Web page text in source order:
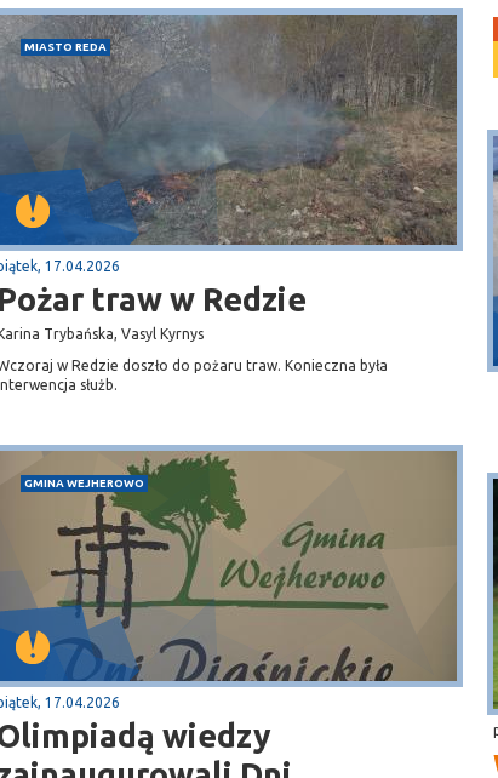
MIASTO REDA
17.04.2026
Pożar traw w Redzie
Trybańska, Vasyl Kyrnys
w Redzie doszło do pożaru traw. Konieczna była
służb.
GMINA WEJHEROWO
17.04.2026
wiedzy
Puck
Przystań, molo